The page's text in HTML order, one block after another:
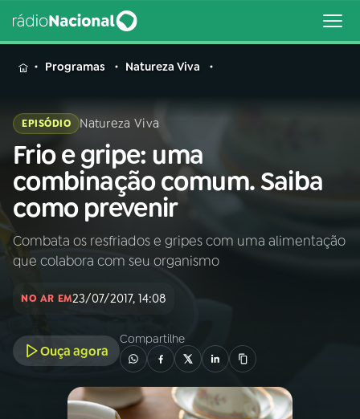
MENU
Buscar
na
Rádio
Nacional
Buscar
AO VIVO
INÍCIO
A RÁDIO
PROGRAMAÇÃO
Programas Natureza Viva
EPISÓDIO Natureza Viva
Frio e gripe: uma
combinação comum. Saiba
como prevenir
Combata os resfriados e gripes com uma alimentação
que colabora com seu organismo
NO AR EM23/07/2017, 14:08
Ouça agora
Compartilhe